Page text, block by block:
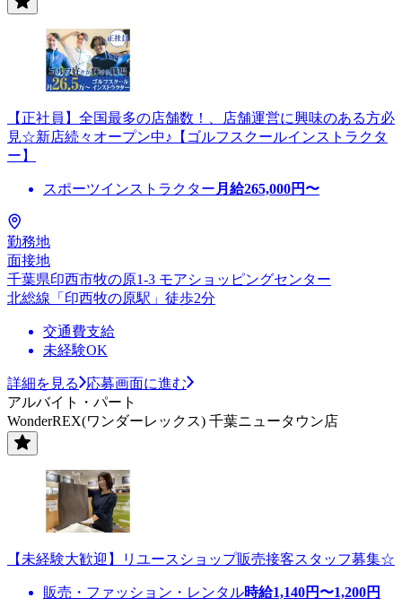
【正社員】全国最多の店舗数！、店舗運営に興味のある方必
見☆新店続々オープン中♪【ゴルフスクールインストラクタ
ー】
スポーツインストラクター 月給265,000円〜
勤務地
面接地
千葉県印西市牧の原1-3 モアショッピングセンター
北総線「印西牧の原駅」徒歩2分
交通費支給
未経験OK
詳細を見る
応募画面に進む
アルバイト・パート
WonderREX(ワンダーレックス) 千葉ニュータウン店
【未経験大歓迎】リユースショップ販売接客スタッフ募集☆
販売・ファッション・レンタル時給1,140円〜1,200円